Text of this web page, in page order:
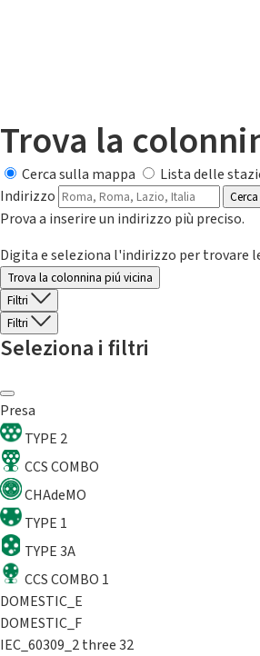
Trova la
Cerca sulla mappa
Lista delle
Indirizzo
Cerca
Prova a inserire un indirizzo più preciso.
Digita e seleziona l'indirizzo per trovare
Trova la colonnina piú vicina
Filtri
Filtri
Seleziona i filtri
Presa
TYPE 2
CCS COMBO
CHAdeMO
TYPE 1
TYPE 3A
CCS COMBO 1
DOMESTIC_E
DOMESTIC_F
IEC_60309_2 three 32